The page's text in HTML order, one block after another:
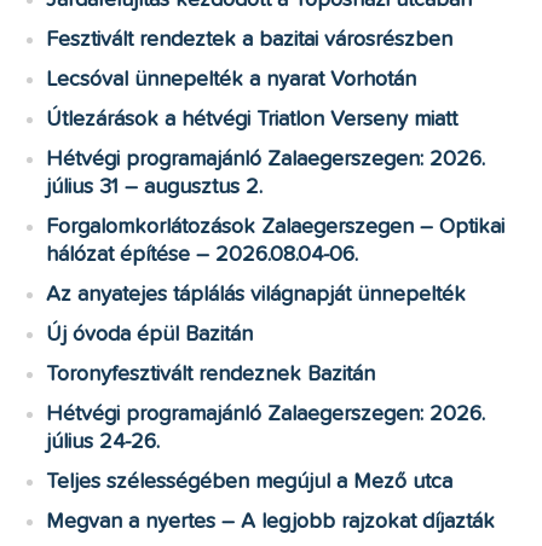
Fesztivált rendeztek a bazitai városrészben
Lecsóval ünnepelték a nyarat Vorhotán
Útlezárások a hétvégi Triatlon Verseny miatt
Hétvégi programajánló Zalaegerszegen: 2026.
július 31 – augusztus 2.
Forgalomkorlátozások Zalaegerszegen – Optikai
hálózat építése – 2026.08.04-06.
Az anyatejes táplálás világnapját ünnepelték
Új óvoda épül Bazitán
Toronyfesztivált rendeznek Bazitán
Hétvégi programajánló Zalaegerszegen: 2026.
július 24-26.
Teljes szélességében megújul a Mező utca
Megvan a nyertes – A legjobb rajzokat díjazták